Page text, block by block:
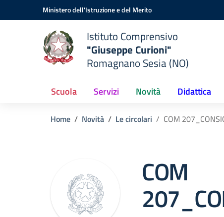
Vai ai contenuti
Vai al menu di navigazioneMinistero dell'Istruzione e del Merito
Istituto Comprensivo
"Giuseppe Curioni"
Romagnano Sesia (NO)
Scuola Servizi Novità Didattica
Home Novità Le circolari COM
COM